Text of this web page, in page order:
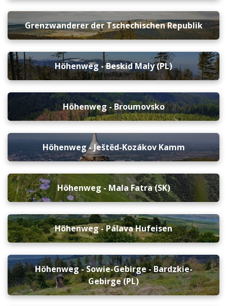
Grenzwanderer der Tschechischen Republik
Höhenweg - Beskid Maly (PL)
Höhenweg - Broumovsko
Höhenweg - Ještěd-Kozákov Kamm
Höhenweg - Mala Fatra (SK)
Höhenweg - Pálava Hufeisen
Höhenweg - Sowie-Gebirge - Bardzkie-
Gebirge (PL)